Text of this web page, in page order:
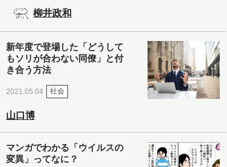
柳井政和
新年度で登場した「どうして
もソリが合わない同僚」と付
き合う方法
2021.05.04 社会
山口博
マンガでわかる「ウイルスの
変異」ってなに？